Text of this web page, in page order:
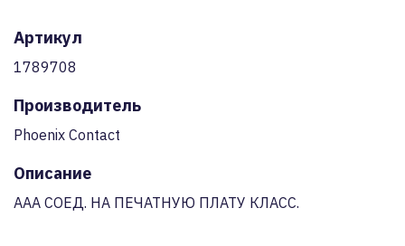
Артикул
1789708
Производитель
Phoenix Contact
Описание
AAA СОЕД. НА ПЕЧАТНУЮ ПЛАТУ КЛАСС.